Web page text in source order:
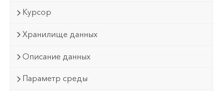
Курсор
Хранилище данных
Описание данных
Параметр среды